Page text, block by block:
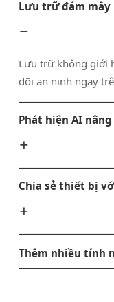
Lưu trữ đám mây
Lưu trữ không giới
dõi an ninh ngay
Phát hiện AI nâng
Chia sẻ thiết bị
Thêm nhiều tính